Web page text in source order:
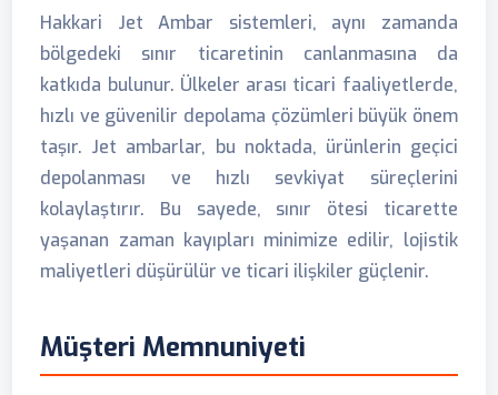
Hakkari Jet Ambar sistemleri, aynı zamanda
bölgedeki sınır ticaretinin canlanmasına da
katkıda bulunur. Ülkeler arası ticari faaliyetlerde,
hızlı ve güvenilir depolama çözümleri büyük önem
taşır. Jet ambarlar, bu noktada, ürünlerin geçici
depolanması ve hızlı sevkiyat süreçlerini
kolaylaştırır. Bu sayede, sınır ötesi ticarette
yaşanan zaman kayıpları minimize edilir, lojistik
maliyetleri düşürülür ve ticari ilişkiler güçlenir.
Müşteri Memnuniyeti